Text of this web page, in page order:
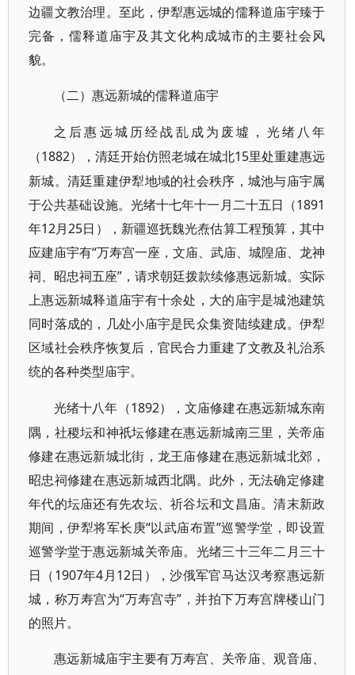
边疆文教治理。至此，伊犁惠远城的儒释道庙宇臻于
完备，儒释道庙宇及其文化构成城市的主要社会风
貌。
（二）惠远新城的儒释道庙宇
之后惠远城历经战乱成为废墟，光绪八年
（1882），清廷开始仿照老城在城北15里处重建惠远
新城。清廷重建伊犁地域的社会秩序，城池与庙宇属
于公共基础设施。光绪十七年十一月二十五日（1891
年12月25日），新疆巡抚魏光焘估算工程预算，其中
应建庙宇有“万寿宫一座，文庙、武庙、城隍庙、龙神
祠、昭忠祠五座”，请求朝廷拨款续修惠远新城。实际
上惠远新城释道庙宇有十余处，大的庙宇是城池建筑
同时落成的，几处小庙宇是民众集资陆续建成。伊犁
区域社会秩序恢复后，官民合力重建了文教及礼治系
统的各种类型庙宇。
光绪十八年（1892），文庙修建在惠远新城东南
隅，社稷坛和神祇坛修建在惠远新城南三里，关帝庙
修建在惠远新城北街，龙王庙修建在惠远新城北郊，
昭忠祠修建在惠远新城西北隅。此外，无法确定修建
年代的坛庙还有先农坛、祈谷坛和文昌庙。清末新政
期间，伊犁将军长庚“以武庙布置”巡警学堂，即设置
巡警学堂于惠远新城关帝庙。光绪三十三年二月三十
日（1907年4月12日），沙俄军官马达汉考察惠远新
城，称万寿宫为“万寿宫寺”，并拍下万寿宫牌楼山门
的照片。
惠远新城庙宇主要有万寿宫、关帝庙、观音庙、